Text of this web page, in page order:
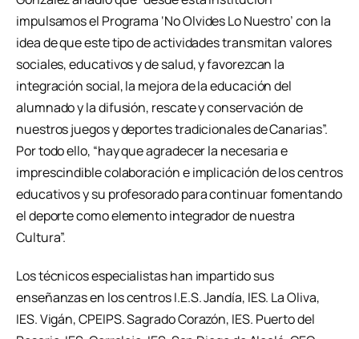
impulsamos el Programa ‘No Olvides Lo Nuestro’ con la
idea de que este tipo de actividades transmitan valores
sociales, educativos y de salud, y favorezcan la
integración social, la mejora de la educación del
alumnado y la difusión, rescate y conservación de
nuestros juegos y deportes tradicionales de Canarias”.
Por todo ello, “hay que agradecer la necesaria e
imprescindible colaboración e implicación de los centros
educativos y su profesorado para continuar fomentando
el deporte como elemento integrador de nuestra
Cultura”.
Los técnicos especialistas han impartido sus
enseñanzas en los centros I.E.S. Jandía, IES. La Oliva,
IES. Vigán, CPEIPS. Sagrado Corazón, IES. Puerto del